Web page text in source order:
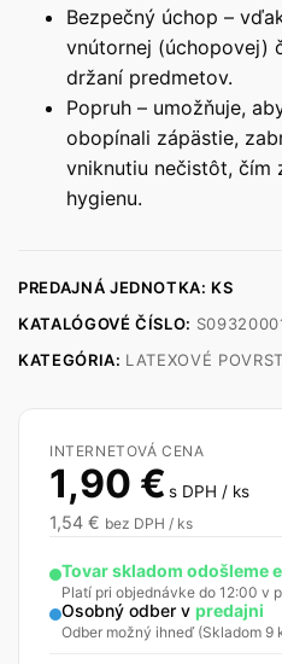
Bezpečný úchop –
vnútornej (úchopovej)
držaní predmetov.
Popruh – umožňuje,
obopínali zápästie,
vniknutiu nečistôt, čím
hygienu.
PREDAJNÁ JEDNOTKA: KS
KATALÓGOVÉ ČÍSLO:
KATEGÓRIA: LATEXOVÉ
INTERNETOVÁ CENA
1,90 € s DPH / ks
1,54 € bez DPH / ks
Tovar skladom odošleme
Platí pri objednávke do 12:00 v
Osobný odber v predajni
Odber možný ihneď (Skladom 9